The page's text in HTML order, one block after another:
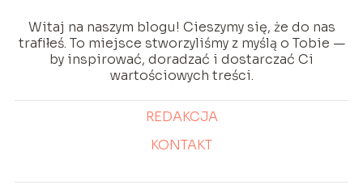
Witaj na naszym blogu! Cieszymy się, że do nas
trafiłeś. To miejsce stworzyliśmy z myślą o Tobie —
by inspirować, doradzać i dostarczać Ci
wartościowych treści.
REDAKCJA
KONTAKT